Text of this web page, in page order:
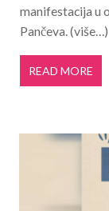
manifestacija u
Pančeva. (više…)
READ MORE